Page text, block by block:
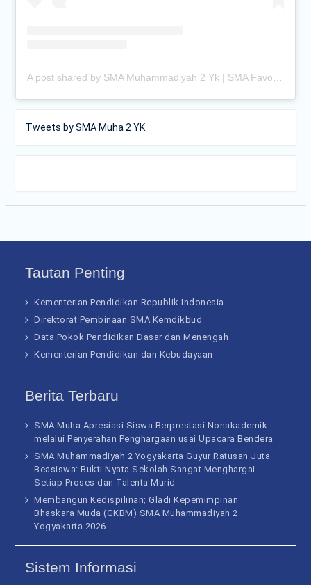
Tweets by SMA Muha 2 YK
Tautan Penting
Kementerian Pendidikan Republik Indonesia
Direktorat Pembinaan SMA Kemdikbud
Data Pokok Pendidikan Dasar dan Menengah
Kementerian Pendidikan dan Kebudayaan
Berita Terbaru
SMA Muha Apresiasi Siswa Berprestasi Nonakademik
melalui Penyerahan Penghargaan usai Upacara Bendera
SMA Muhammadiyah 2 Yogyakarta Guyur Ratusan Juta
Beasiswa: Bukti Nyata Sekolah Sangat Menghargai
Setiap Proses dan Talenta Murid
Membangun Kedispilinan; Gladi Kepemimpinan
Bhaskara Muda (GKBM) SMA Muhammadiyah 2
Yogyakarta 2026
Sistem Informasi